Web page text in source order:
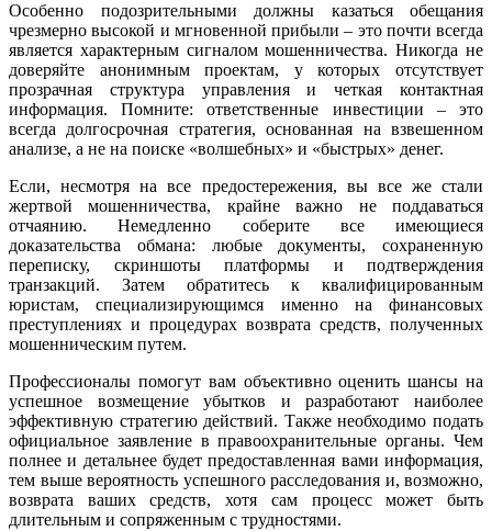
Особенно подозрительными должны казаться обещания
чрезмерно высокой и мгновенной прибыли – это почти всегда
является характерным сигналом мошенничества. Никогда не
доверяйте анонимным проектам, у которых отсутствует
прозрачная структура управления и четкая контактная
информация. Помните: ответственные инвестиции – это
всегда долгосрочная стратегия, основанная на взвешенном
анализе, а не на поиске «волшебных» и «быстрых» денег.
Если, несмотря на все предостережения, вы все же стали
жертвой мошенничества, крайне важно не поддаваться
отчаянию. Немедленно соберите все имеющиеся
доказательства обмана: любые документы, сохраненную
переписку, скриншоты платформы и подтверждения
транзакций. Затем обратитесь к квалифицированным
юристам, специализирующимся именно на финансовых
преступлениях и процедурах возврата средств, полученных
мошенническим путем.
Профессионалы помогут вам объективно оценить шансы на
успешное возмещение убытков и разработают наиболее
эффективную стратегию действий. Также необходимо подать
официальное заявление в правоохранительные органы. Чем
полнее и детальнее будет предоставленная вами информация,
тем выше вероятность успешного расследования и, возможно,
возврата ваших средств, хотя сам процесс может быть
длительным и сопряженным с трудностями.